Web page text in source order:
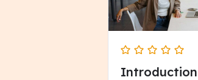
Introduction